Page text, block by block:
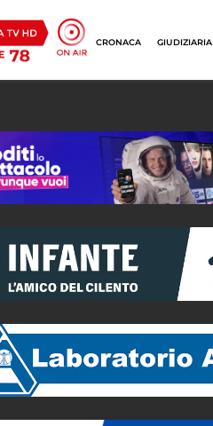
CRONACA GIUDIZIARIA